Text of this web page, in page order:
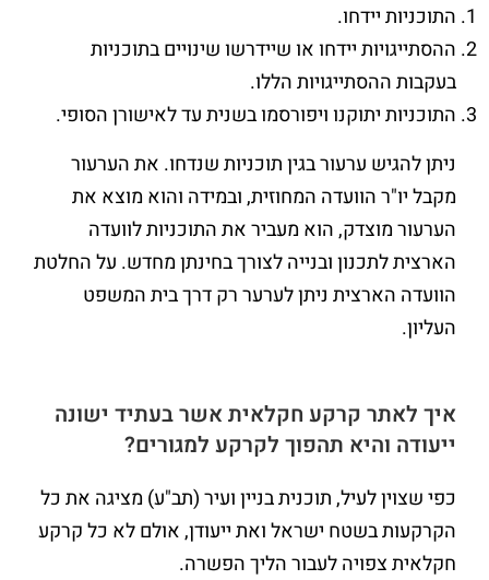
התוכניות יידחו.
ההסתייגויות יידחו או שיידרשו שינויים בתוכניות
בעקבות ההסתייגויות הללו.
התוכניות יתוקנו ויפורסמו בשנית עד לאישורן הסופי.
ניתן להגיש ערעור בגין תוכניות שנדחו. את הערעור
מקבל יו"ר הוועדה המחוזית, ובמידה והוא מוצא את
הערעור מוצדק, הוא מעביר את התוכניות לוועדה
הארצית לתכנון ובנייה לצורך בחינתן מחדש. על החלטת
הוועדה הארצית ניתן לערער רק דרך בית המשפט
העליון.
איך לאתר קרקע חקלאית אשר בעתיד ישונה
ייעודה והיא תהפוך לקרקע למגורים?
כפי שצוין לעיל, תוכנית בניין ועיר (תב"ע) מציגה את כל
הקרקעות בשטח ישראל ואת ייעודן, אולם לא כל קרקע
חקלאית צפויה לעבור הליך הפשרה.